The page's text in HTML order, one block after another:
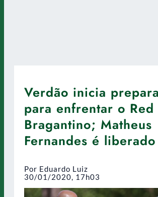
Verdão inicia
para enfrentar o Red
Bragantino; Matheus
Fernandes é liberado
Por Eduardo Luiz
30/01/2020, 17h03